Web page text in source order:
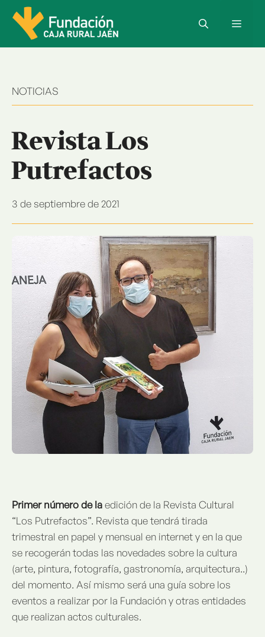
Saltar
contenido
Menú
NOTICIAS
Revista Los
Putrefactos
3 de septiembre de 2021
Primer número de laedición de la Revista Cultural
“Los Putrefactos”. Revista que tendrá tirada
trimestral en papel y mensual en internet y en la que
se recogerán todas las novedades sobre la cultura
(arte, pintura, fotografía, gastronomía, arquitectura..)
del momento. Así mismo será una guía sobre los
eventos a realizar por la Fundación y otras entidades
que realizan actos culturales.